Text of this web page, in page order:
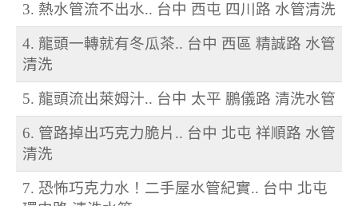
3. 熱水管流不出水.. 台中 西屯 四川路 水管清洗
4. 龍頭一轉就有冬瓜茶.. 台中 西區 精誠路 水管
清洗
5. 龍頭流出萊姆汁.. 台中 太平 鵬儀路 清洗水管
6. 管路掉出巧克力脆片.. 台中 北屯 祥順路 水管
清洗
7. 恐怖巧克力水！二手屋水管紀實.. 台中 北屯